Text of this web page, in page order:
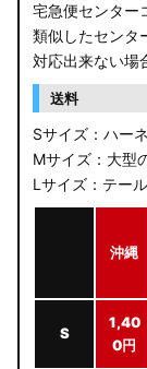
宅急便センター
類似したセンタ
対応出来ない場
送料
Sサイズ：ハー
Mサイズ：大型
Lサイズ：テー
沖縄
S
1,40
0円